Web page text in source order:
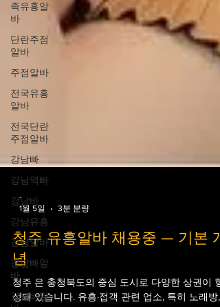
족유흥알
바
단란주점
알바
주점알바
전국유흥
알바
전국단란
주점알바
강남빠
강남역빠
강남바
강남유흥
강남알바
강남빠알
바
강남바알
-
1월 5일
청주 유흥알바 채용중 — 기본 개
념
청주 은 충청북도의 중심 도시로 다양한 상권이 형